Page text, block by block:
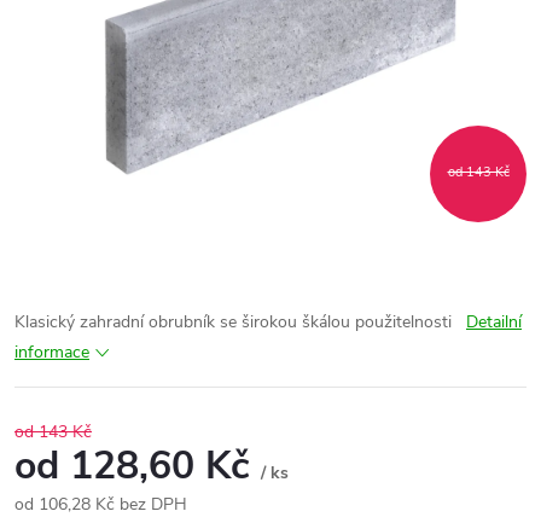
od 143 Kč
Klasický zahradní obrubník se širokou škálou použitelnosti
Detailní
informace
od 143 Kč
od 128,60 Kč / ks
od 106,28 Kč bez DPH